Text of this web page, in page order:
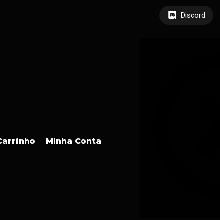
Discord
Minha Conta